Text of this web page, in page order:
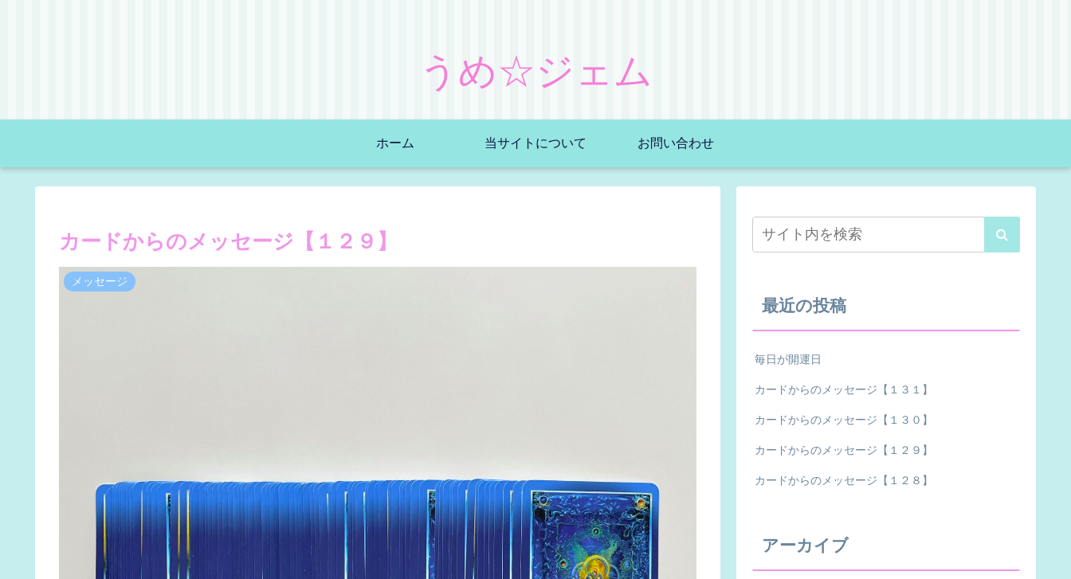
うめ☆ジェム
ホーム 当サイトについて お問い合わせ
カードからのメッセージ【１２９】
メッセージ
最近の投稿
毎日が開運日
カードからのメッセージ【１３１】
カードからのメッセージ【１３０】
カードからのメッセージ【１２９】
カードからのメッセージ【１２８】
アーカイブ